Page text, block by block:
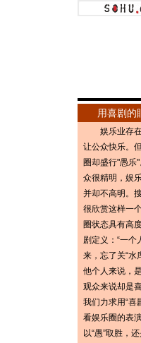
用喜剧的
娱乐业存
让公众快乐。
圈却盛行"愚乐
众很精明，娱
并却不高明。
很欣赏这样一
圈状态具有高
剧定义：“一个
来，忘了关“水
他个人来说，
观众来说却是
我们力求用“喜
看娱乐圈的表
以“愚”取胜，